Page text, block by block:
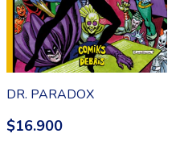
DR. PARADOX
$16.900